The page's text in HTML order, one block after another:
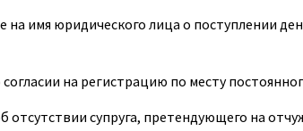
на имя юридического лица о поступлении
согласии на регистрацию по месту
отсутствии супруга, претендующего на